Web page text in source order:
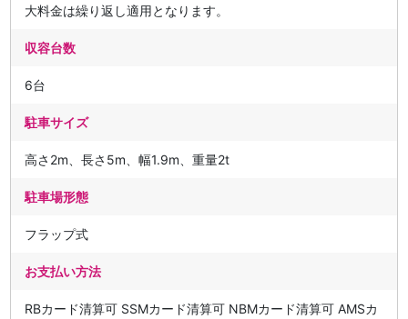
大料金は繰り返し適用となります。
収容台数
6台
駐車サイズ
高さ2m、長さ5m、幅1.9m、重量2t
駐車場形態
フラップ式
お支払い方法
RBカード清算可 SSMカード清算可 NBMカード清算可 AMSカ